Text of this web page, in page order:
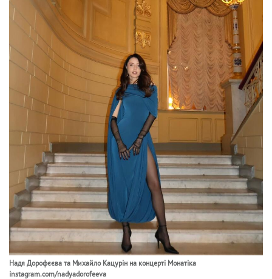
Надя Дорофєєва та Михайло Кацурін на концерті Монатіка
instagram.com/nadyadorofeeva